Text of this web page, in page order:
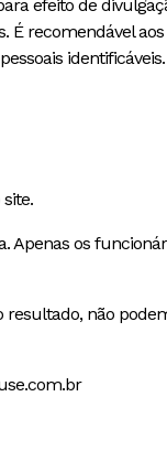
efeito de
É recomendável
Apenas os
não